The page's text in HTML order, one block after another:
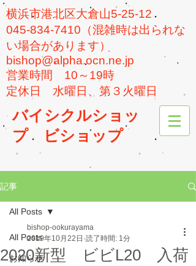
横浜市港北区大倉山5-25-12
045-834-7410（混雑時は出られな
い場合があります）
bishop@alpha.ocn.ne.jp
​営業時間 10～19時
​定休日 水曜日、第３火曜日
バイシクルショッ
プ
ビショップ
記事
All Posts
お知らせ
All Posts
2020新型 ビビL20 入荷
bishop-ookurayama
2019年10月22日 読了時間: 1分